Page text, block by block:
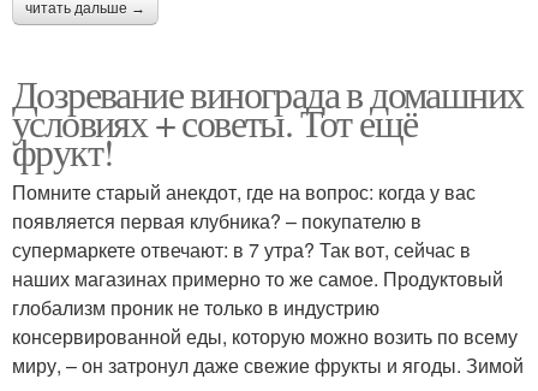
читать дальше →
Дозревание винограда в домашних
условиях + советы. Тот ещё
фрукт!
Помните старый анекдот, где на вопрос: когда у вас
появляется первая клубника? – покупателю в
супермаркете отвечают: в 7 утра? Так вот, сейчас в
наших магазинах примерно то же самое. Продуктовый
глобализм проник не только в индустрию
консервированной еды, которую можно возить по всему
миру, – он затронул даже свежие фрукты и ягоды. Зимой